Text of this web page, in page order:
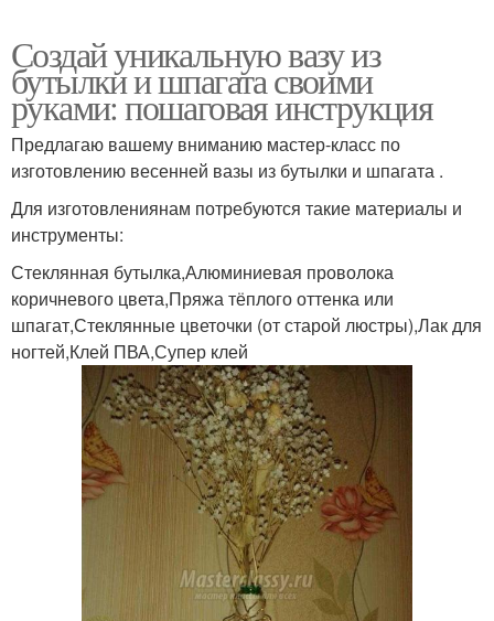
Создай уникальную вазу из
бутылки и шпагата своими
руками: пошаговая инструкция
Предлагаю вашему вниманию мастер-класс по
изготовлению весенней вазы из бутылки и шпагата .
Для изготовлениянам потребуются такие материалы и
инструменты:
Стеклянная бутылка,Алюминиевая проволока
коричневого цвета,Пряжа тёплого оттенка или
шпагат,Стеклянные цветочки (от старой люстры),Лак для
ногтей,Клей ПВА,Супер клей